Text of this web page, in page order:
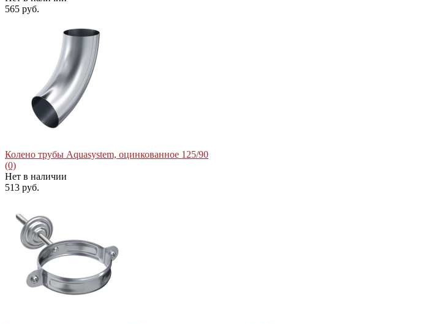
избранное сравнить
565 руб.
избранное
Колено трубы Aquasystem, оцинкованное 125/90
(0)
Нет в наличии
513 руб.